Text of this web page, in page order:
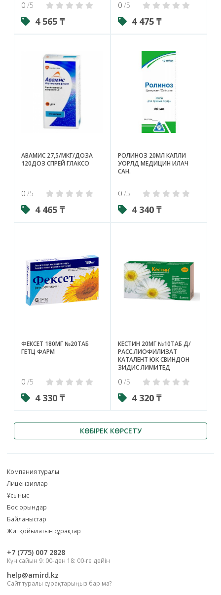
0 /5
4 565 ₸
0 /5
4 475 ₸
АВАМИС 27,5/МКГ/ДОЗА
120ДОЗ СПРЕЙ ГЛАКСО
0 /5
4 465 ₸
РОЛИНОЗ 20МЛ КАПЛИ
УОРЛД МЕДИЦИН ИЛАЧ
САН.
0 /5
4 340 ₸
ФЕКСЕТ 180МГ №20ТАБ
ГЕТЦ ФАРМ
0 /5
4 330 ₸
КЕСТИН 20МГ №10ТАБ Д/
РАСС.ЛИОФИЛИЗАТ
КАТАЛЕНТ ЮК СВИНДОН
ЗИДИС ЛИМИТЕД
0 /5
4 320 ₸
КӨБІРЕК КӨРСЕТУ
Компания туралы
Лицензиялар
Ұсыныс
Бос орындар
Байланыстар
Жиі қойылатын сұрақтар
‎+7 (775) 007 2828
Күн сайын 9: 00-ден 18: 00-ге дейін
help@amird.kz
Сайт туралы сұрақтарыңыз бар ма?